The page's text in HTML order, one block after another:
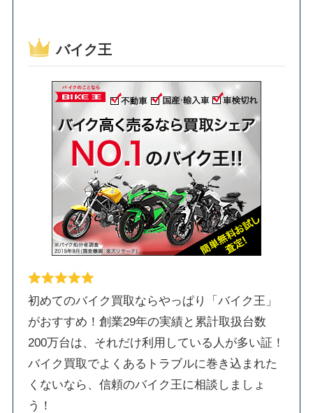
バイク王
初めてのバイク買取ならやっぱり「バイク王」
がおすすめ！創業29年の実績と累計取扱台数
200万台は、それだけ利用している人が多い証！
バイク買取でよくあるトラブルに巻き込まれた
くないなら、信頼のバイク王に相談しましょ
う！